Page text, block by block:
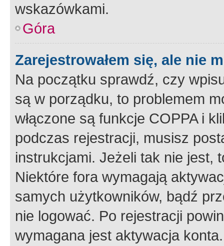
wskazówkami.
Góra
Zarejestrowałem się, ale nie
Na początku sprawdź, czy
są w porządku, to problemem
włączone są funkcje COPPA i
podczas rejestracji, musisz
instrukcjami. Jeżeli tak nie jest,
Niektóre fora wymagają
samych użytkowników, bądź
nie logować. Po rejestracji
wymagana jest aktywacja